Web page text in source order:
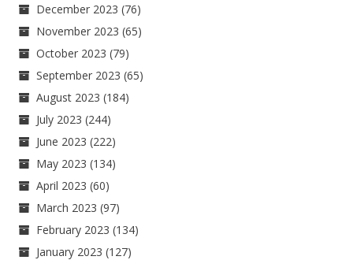
December 2023 (76)
November 2023 (65)
October 2023 (79)
September 2023 (65)
August 2023 (184)
July 2023 (244)
June 2023 (222)
May 2023 (134)
April 2023 (60)
March 2023 (97)
February 2023 (134)
January 2023 (127)